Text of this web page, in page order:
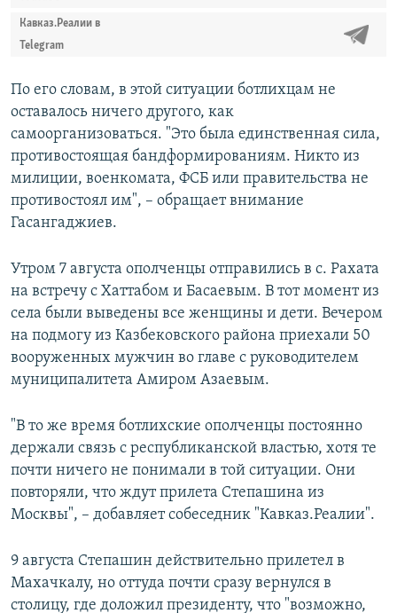
Кавказ.Реалии в
Telegram
По его словам, в этой ситуации ботлихцам не
оставалось ничего другого, как
самоорганизоваться. "Это была единственная сила,
противостоящая бандформированиям. Никто из
милиции, военкомата, ФСБ или правительства не
противостоял им", – обращает внимание
Гасангаджиев.
Утром 7 августа ополченцы отправились в с. Рахата
на встречу с Хаттабом и Басаевым. В тот момент из
села были выведены все женщины и дети. Вечером
на подмогу из Казбековского района приехали 50
вооруженных мужчин во главе с руководителем
муниципалитета Амиром Азаевым.
"В то же время ботлихские ополченцы постоянно
держали связь с республиканской властью, хотя те
почти ничего не понимали в той ситуации. Они
повторяли, что ждут прилета Степашина из
Москвы", – добавляет собеседник "Кавказ.Реалии".
9 августа Степашин действительно прилетел в
Махачкалу, но оттуда почти сразу вернулся в
столицу, где доложил президенту, что "возможно,